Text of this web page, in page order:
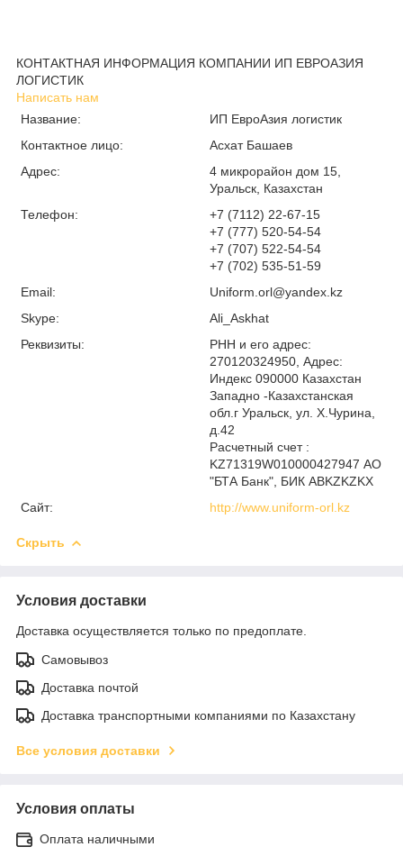
КОНТАКТНАЯ ИНФОРМАЦИЯ КОМПАНИИ ИП ЕВРОАЗИЯ
ЛОГИСТИК
Написать нам
Название:
ИП ЕвроАзия логистик
Контактное лицо:
Асхат Башаев
Адрес:
4 микрорайон дом 15,
Уральск, Казахстан
Телефон:
+7 (7112) 22-67-15
+7 (777) 520-54-54
+7 (707) 522-54-54
+7 (702) 535-51-59
Email:
Uniform.orl@yandex.kz
Skype:
Ali_Askhat
Реквизиты:
РНН и его адрес:
270120324950, Адрес:
Индекс 090000 Казахстан
Западно -Казахстанская
обл.г Уральск, ул. Х.Чурина,
д.42
Расчетный счет :
KZ71319W010000427947 АО
"БТА Банк", БИК ABKZKZKX
Сайт:
http://www.uniform-orl.kz
Скрыть
Условия доставки
Доставка осуществляется только по предоплате.
Самовывоз
Доставка почтой
Доставка транспортными компаниями по Казахстану
Все условия доставки
Условия оплаты
Оплата наличными